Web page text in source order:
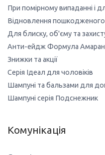
При помірному випаданні і
Відновлення
Для блиску, об'єму та
Анти-ейдж Формула
Знижки та акції
Серія Ідеал для чоловіків
Шампуні та бальзами для
Шампуні серія Подснежник
Комунікація